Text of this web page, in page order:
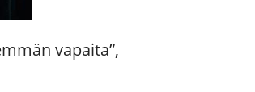
vapaita”,